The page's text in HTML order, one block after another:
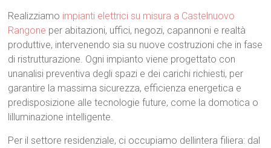
Realizziamo impianti elettrici su misura a Castelnuovo
Rangone per abitazioni, uffici, negozi, capannoni e realtà
produttive, intervenendo sia su nuove costruzioni che in fase
di ristrutturazione. Ogni impianto viene progettato con
unanalisi preventiva degli spazi e dei carichi richiesti, per
garantire la massima sicurezza, efficienza energetica e
predisposizione alle tecnologie future, come la domotica o
lilluminazione intelligente.
Per il settore residenziale, ci occupiamo dellintera filiera: dal